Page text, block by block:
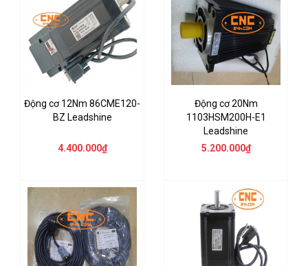
Động cơ 12Nm 86CME120-
BZ Leadshine
4.400.000₫
Động cơ 20Nm
1103HSM200H-E1
Leadshine
5.200.000₫